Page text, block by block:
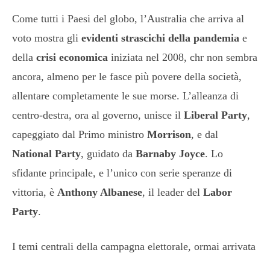
Come tutti i Paesi del globo, l’Australia che arriva al
voto mostra gli evidenti strascichi della pandemia e
della crisi economica iniziata nel 2008, chr non sembra
ancora, almeno per le fasce più povere della società,
allentare completamente le sue morse. L’alleanza di
centro-destra, ora al governo, unisce il Liberal Party,
capeggiato dal Primo ministro Morrison, e dal
National Party, guidato da Barnaby Joyce. Lo
sfidante principale, e l’unico con serie speranze di
vittoria, è Anthony Albanese, il leader del Labor
Party.
I temi centrali della campagna elettorale, ormai arrivata